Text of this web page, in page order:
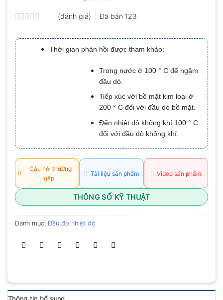
xếp
hạng
0.0
5
sao
(đánh giá) Đã bán 123
Thời gian phản hồi được tham khảo:
Trong nước ở 100 ° C để ngâm
đầu dò.
Tiếp xúc với bề mặt kim loại ở
200 ° C đối với đầu dò bề mặt.
Đến nhiệt độ không khí 100 ° C
đối với đầu dò không khí.
Câu hỏi thường
gặp
Tài liệu sản phẩm Video sản phẩm
THÔNG SỐ KỸ THUẬT
Danh mục:Đầu đo nhiệt độ